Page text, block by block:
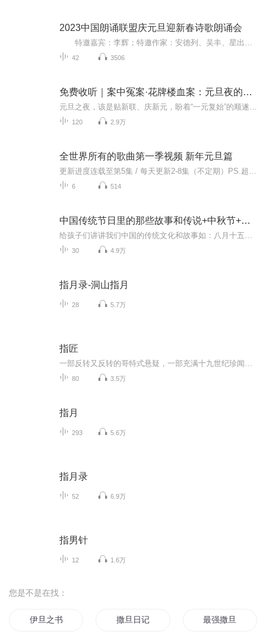
2023中国朗诵联盟庆元旦迎新春诗歌朗诵会
42 3506
免费收听｜案中冤案·花牌楼血案：元旦夜的沉冤与昭雪
120 2.9万
全世界所有的歌曲第一季视频 新年元旦篇
6 514
中国传统节日里的那些故事和传说+中秋节+元旦春节等
30 4.9万
指月录-洞山指月
28 5.7万
指匠
80 3.5万
指月
293 5.6万
指月录
52 6.9万
指男针
12 1.6万
您是不是在找：
伊旦之书 撒旦日记 最强撒旦